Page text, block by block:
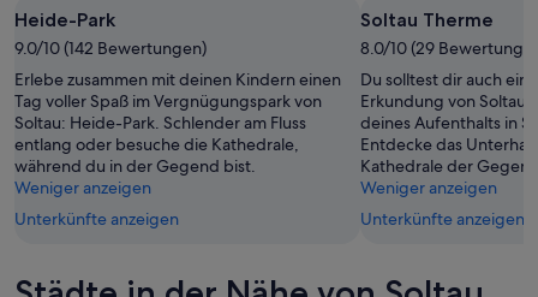
Aug.
-
9.
Aug.
7.
Aug.
-
9.
Aug.
Heide-Park
9.0/10 (142 Bewertungen)
Erlebe zusammen mit deinen Kindern einen
Tag voller Spaß im Vergnügungspark von
Soltau: Heide-Park. Schlender am Fluss
entlang oder besuche die Kathedrale,
während du in der Gegend bist.
Weniger anzeigen
Unterkünfte anzeigen
Soltau Therme
8.0/10 (29
Du solltest dir auch
Erkundung von Soltau
deines Aufenthalts in
Entdecke das
Kathedrale der
Weniger anzeigen
Unterkünfte anzeigen